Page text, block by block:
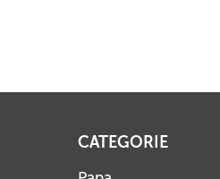
CATEGORIE